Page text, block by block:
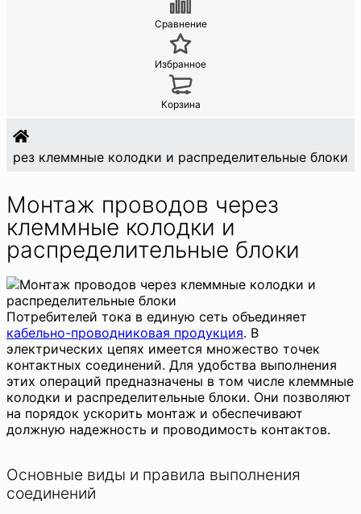
Сравнение
Избранное
Корзина
клеммные колодки и распределительные блоки
Монтаж проводов через
клеммные колодки и
распределительные блоки
Потребителей тока в единую сеть объединяет
кабельно-проводниковая продукция. В
электрических цепях имеется множество точек
контактных соединений. Для удобства выполнения
этих операций предназначены в том числе клеммные
колодки и распределительные блоки. Они позволяют
на порядок ускорить монтаж и обеспечивают
должную надежность и проводимость контактов.
Основные виды и правила выполнения
соединений